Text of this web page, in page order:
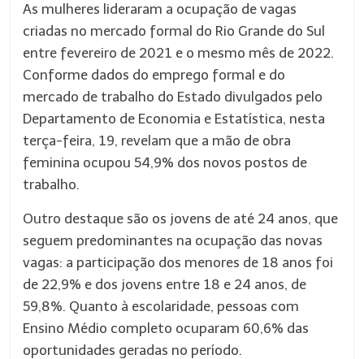
As mulheres lideraram a ocupação de vagas
criadas no mercado formal do Rio Grande do Sul
entre fevereiro de 2021 e o mesmo mês de 2022.
Conforme dados do emprego formal e do
mercado de trabalho do Estado divulgados pelo
Departamento de Economia e Estatística, nesta
terça-feira, 19, revelam que a mão de obra
feminina ocupou 54,9% dos novos postos de
trabalho.
Outro destaque são os jovens de até 24 anos, que
seguem predominantes na ocupação das novas
vagas: a participação dos menores de 18 anos foi
de 22,9% e dos jovens entre 18 e 24 anos, de
59,8%. Quanto à escolaridade, pessoas com
Ensino Médio completo ocuparam 60,6% das
oportunidades geradas no período.